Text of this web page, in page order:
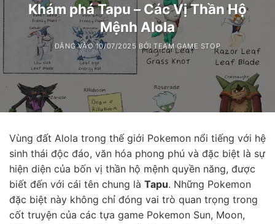
Khám phá Tapu – Các Vị Thần Hộ
Mệnh Alola
ĐĂNG VÀO10/07/2025 BỞITEAM GAME STOP
Vùng đất Alola trong thế giới Pokemon nổi tiếng với hệ
sinh thái độc đáo, văn hóa phong phú và đặc biệt là sự
hiện diện của bốn vị thần hộ mệnh quyền năng, được
biết đến với cái tên chung là Tapu. Những Pokemon
đặc biệt này không chỉ đóng vai trò quan trọng trong
cốt truyện của các tựa game Pokemon Sun, Moon,